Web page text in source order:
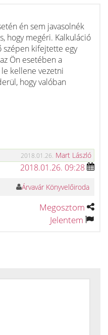
én sem javasolnék
hogy megéri. Kalkuláció
szépen kifejtette egy
Ön esetében a
kellene vezetni
hogy valóban
2018.01.26. Mart László
2018.01.26. 09:28
Árvavár Könyvelőiroda
Megosztom
Jelentem